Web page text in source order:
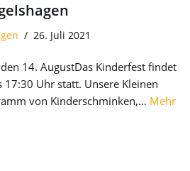
26. Juli 2021
14. AugustDas Kinderfest findet
Uhr statt. Unsere Kleinen
von Kinderschminken,… Mehr